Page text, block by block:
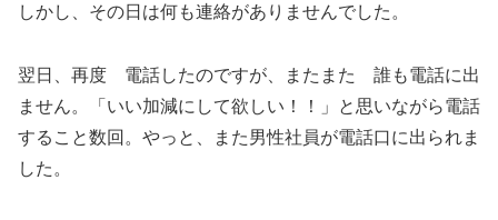
しかし、その日は何も連絡がありませんでした。
翌日、再度 電話したのですが、またまた 誰も電話に出
ません。「いい加減にして欲しい！！」と思いながら電話
すること数回。やっと、また男性社員が電話口に出られま
した。